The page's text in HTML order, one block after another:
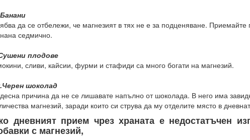
да се отбележи, че магнезият в тях не е за подценяване. Приемайте
седмично.
плодове
сливи, кайсии, фурми и стафиди са много богати на магнезий.
шоколад
причина да не се лишавате напълно от шоколада. В него има
магнезий, заради които си струва да му отделите място в
дневният прием чрез храната е недостатъчен
с магнезий,